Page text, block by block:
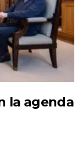
la agenda